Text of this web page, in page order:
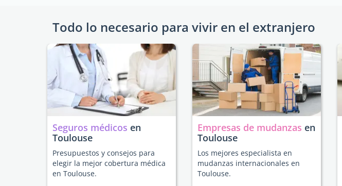
Todo lo necesario para vivir en el extranjero
Seguros médicos en
Toulouse
Presupuestos y consejos para
elegir la mejor cobertura médica
en Toulouse.
Empresas de mudanzas en
Toulouse
Los mejores especialista en
mudanzas internacionales en
Toulouse.